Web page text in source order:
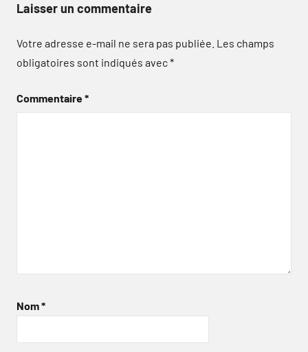
Laisser un commentaire
Votre adresse e-mail ne sera pas publiée. Les champs
obligatoires sont indiqués avec*
Commentaire*
Nom*